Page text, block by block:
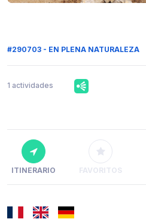
#290703 - EN PLENA NATURALEZA
1 actividades
ITINERARIO FAVORITOS